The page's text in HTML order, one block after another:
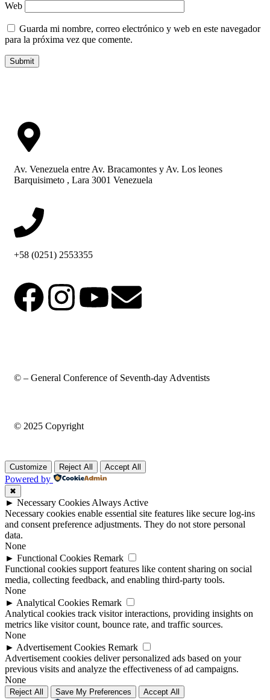
Web
Guarda mi nombre, correo electrónico y web en este navegador
para la próxima vez que comente.
Av. Venezuela entre Av. Bracamontes y Av. Los leones
Barquisimeto , Lara 3001 Venezuela
+58 (0251) 2553355
© – General Conference of Seventh-day Adventists
© 2025 Copyright
Customize Reject All Accept All
Powered by
✖
► Necessary CookiesAlways Active
Necessary cookies enable essential site features like secure log-ins
and consent preference adjustments. They do not store personal
data.
None
► Functional Cookies Remark
Functional cookies support features like content sharing on social
media, collecting feedback, and enabling third-party tools.
None
► Analytical Cookies Remark
Analytical cookies track visitor interactions, providing insights on
metrics like visitor count, bounce rate, and traffic sources.
None
► Advertisement Cookies Remark
Advertisement cookies deliver personalized ads based on your
previous visits and analyze the effectiveness of ad campaigns.
None
Reject All Save My Preferences Accept All